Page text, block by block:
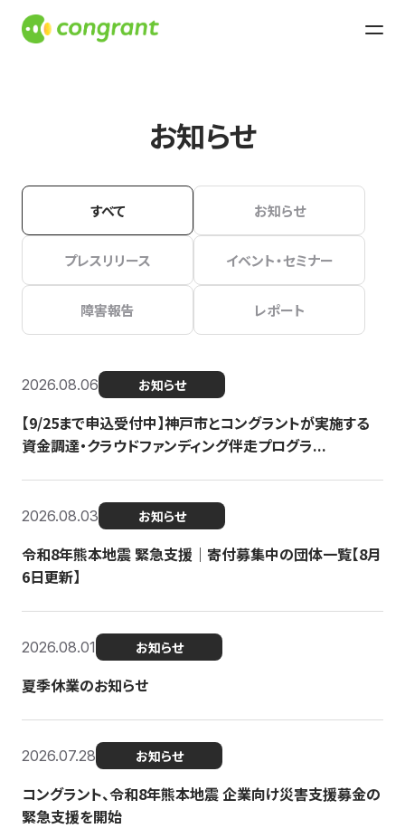
お知らせ
すべて お知らせ
プレスリリース イベント・セミナー
障害報告 レポート
2026.08.06 お知らせ
【9/25まで申込受付中】神戸市とコングラントが実施する
資金調達・クラウドファンディング伴走プログラ...
2026.08.03 お知らせ
令和8年熊本地震 緊急支援｜寄付募集中の団体一覧【8月
6日更新】
2026.08.01 お知らせ
夏季休業のお知らせ
2026.07.28 お知らせ
コングラント、令和8年熊本地震 企業向け災害支援募金の
緊急支援を開始